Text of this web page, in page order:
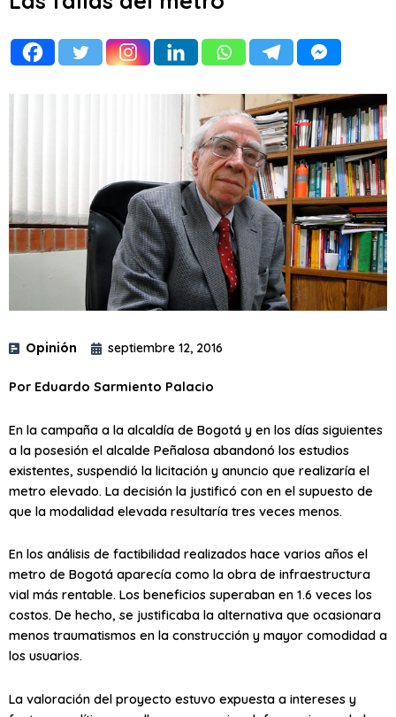
Opinión septiembre 12, 2016
Por Eduardo Sarmiento Palacio
En la campaña a la alcaldía de Bogotá y en los días siguientes
a la posesión el alcalde Peñalosa abandonó los estudios
existentes, suspendió la licitación y anuncio que realizaría el
metro elevado. La decisión la justificó con en el supuesto de
que la modalidad elevada resultaría tres veces menos.
En los análisis de factibilidad realizados hace varios años el
metro de Bogotá aparecía como la obra de infraestructura
vial más rentable. Los beneficios superaban en 1.6 veces los
costos. De hecho, se justificaba la alternativa que ocasionara
menos traumatismos en la construcción y mayor comodidad a
los usuarios.
La valoración del proyecto estuvo expuesta a intereses y